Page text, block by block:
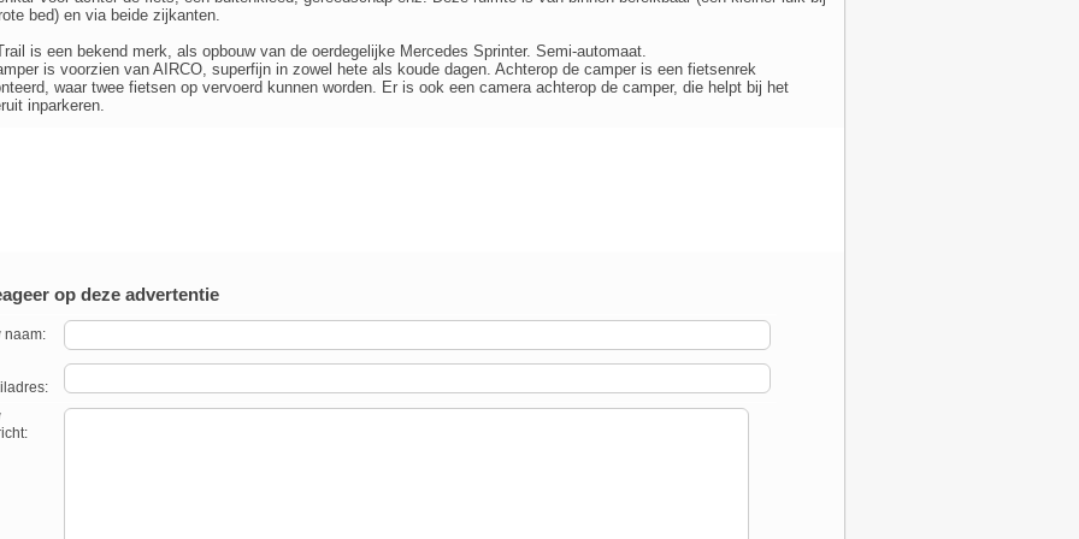
bed) en via beide zijkanten.
is een bekend merk, als opbouw van de oerdegelijke Mercedes Sprinter. Semi-automaat.
is voorzien van AIRCO, superfijn in zowel hete als koude dagen. Achterop de camper is een fietsenrek
waar twee fietsen op vervoerd kunnen worden. Er is ook een camera achterop de camper, die helpt bij het
inparkeren.
op deze advertentie
naam: